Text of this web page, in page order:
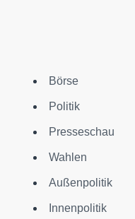
Börse
Politik
Presseschau
Wahlen
Außenpolitik
Innenpolitik